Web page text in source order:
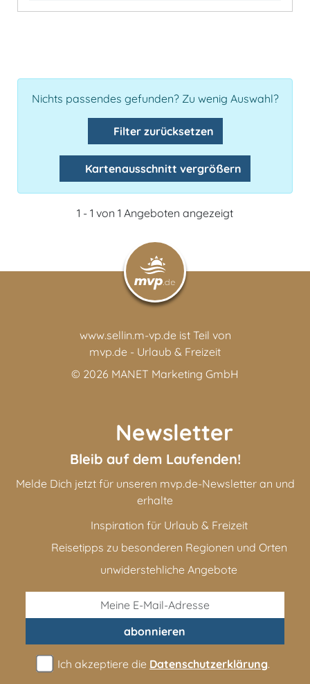
Nichts passendes gefunden? Zu wenig Auswahl?
Filter zurücksetzen
Kartenausschnitt vergrößern
1 - 1 von 1 Angeboten angezeigt
www.sellin.m-vp.de ist Teil von
mvp.de - Urlaub & Freizeit
© 2026 MANET Marketing GmbH
Newsletter
Bleib auf dem Laufenden!
Melde Dich jetzt für unseren mvp.de-Newsletter an und
erhalte
Inspiration für Urlaub & Freizeit
Reisetipps zu besonderen Regionen und Orten
unwiderstehliche Angebote
abonnieren
Ich akzeptiere die Datenschutzerklärung.